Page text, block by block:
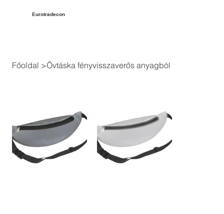
Eurotradecon
Főoldal >Övtáska fényvisszaverős anyagból